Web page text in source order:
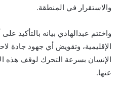
والاستقرار في المنطقة.
واختتم عبدالهادي بيانه بالتأكيد
الإقليمية، وتقويض أي جهود جادة
الإنسان بسرعة التحرك لوقف هذه
عنها.